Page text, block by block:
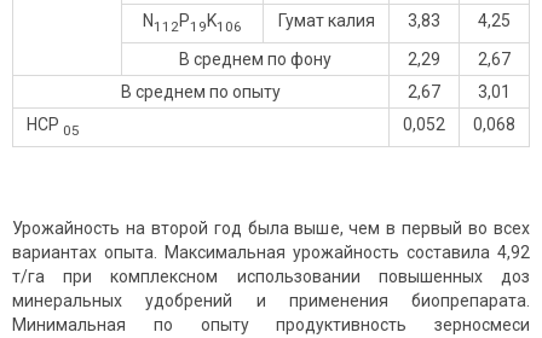
N112P19 K106 Гумат калия 3,83
4,25
В среднем по фону
2,29
2,67
В среднем по опыту
2,67
3,01
НСР 05 0,052 0,068
Урожайность на второй год была выше, чем в первый во всех
вариантах опыта. Максимальная урожайность составила 4,92
т/га при комплексном использовании повышенных доз
минеральных удобрений и применения биопрепарата.
Минимальная по опыту продуктивность зерносмеси